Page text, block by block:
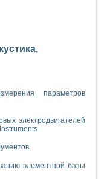
параметров
электродвигателей
элементной базы